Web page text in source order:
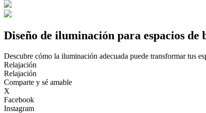
Diseño de iluminación para espacios
Descubre cómo la iluminación adecuada puede transformar tus
Relajación
Relajación
Comparte y sé amable
X
Facebook
Instagram